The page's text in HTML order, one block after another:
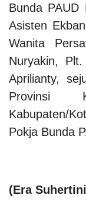
Bunda PAUD
Asisten
Wanita
Nuryakin,
Aprilianty,
Provinsi
Kabupaten/
Pokja Bunda
(Era